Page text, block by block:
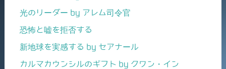
光のリーダー by アレム司令官
恐怖と嘘を拒否する
新地球を実感する by セアナール
カルマカウンシルのギフト by クワン・イン